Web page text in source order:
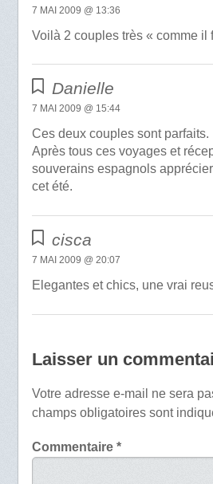
7 MAI 2009 @ 13:36
Voilà 2 couples très « comme il
Danielle
7 MAI 2009 @ 15:44
Ces deux couples sont parfaits.
Après tous ces voyages et
souverains espagnols
cet été.
cisca
7 MAI 2009 @ 20:07
Elegantes et chics, une vrai
Laisser un
Votre adresse e-mail ne sera
champs obligatoires sont
Commentaire *